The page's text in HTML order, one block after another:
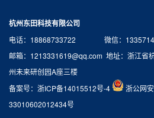
杭州东田科技有限公司
电话：18868733722 微信：
邮箱：1213331619@qq.com 地址：浙江省
州未来研创园A座三楼
备案号： 浙ICP备14015512号-4
浙公网
33010602012434号